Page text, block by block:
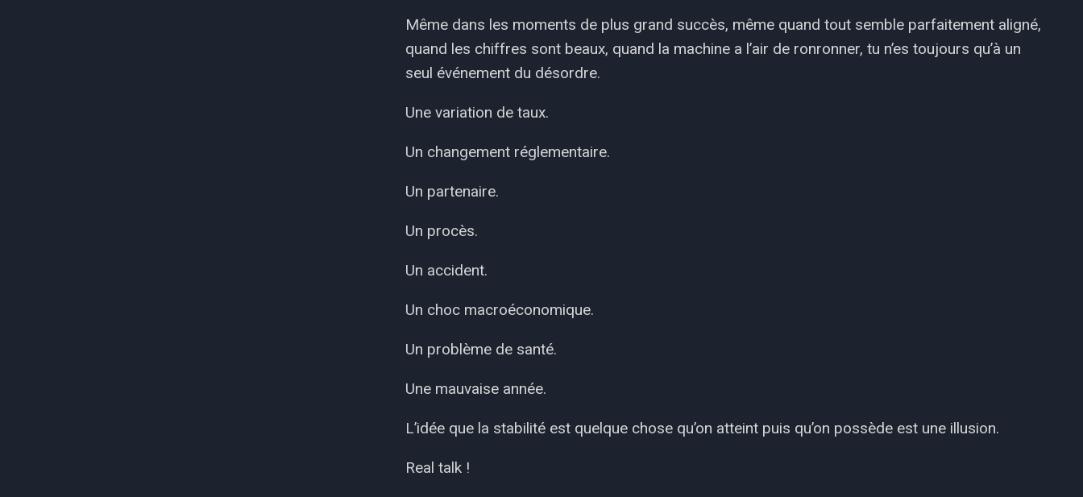
Même dans les moments de plus grand succès, même quand tout semble parfaitement aligné,
quand les chiffres sont beaux, quand la machine a l’air de ronronner, tu n’es toujours qu’à un
seul événement du désordre.
Une variation de taux.
Un changement réglementaire.
Un partenaire.
Un procès.
Un accident.
Un choc macroéconomique.
Un problème de santé.
Une mauvaise année.
L’idée que la stabilité est quelque chose qu’on atteint puis qu’on possède est une illusion.
Real talk !